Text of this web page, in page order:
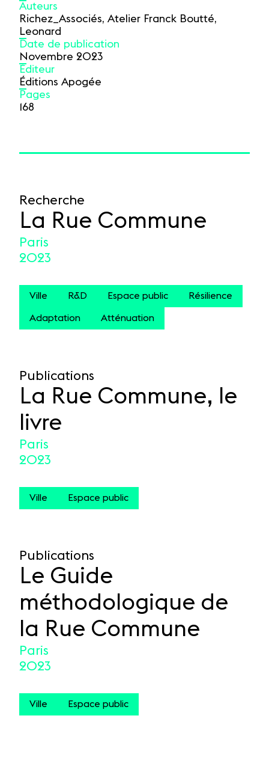
Auteurs
Richez_Associés, Atelier Franck Boutté,
Leonard
Date de publication
Novembre 2023
Éditeur
Éditions Apogée
Pages
168
Recherche
La Rue Commune
Paris
2023
Ville R&D Espace public Résilience
Adaptation Atténuation
Publications
La Rue Commune, le
livre
Paris
2023
Ville Espace public
Publications
Le Guide
méthodologique de
la Rue Commune
Paris
2023
Ville Espace public